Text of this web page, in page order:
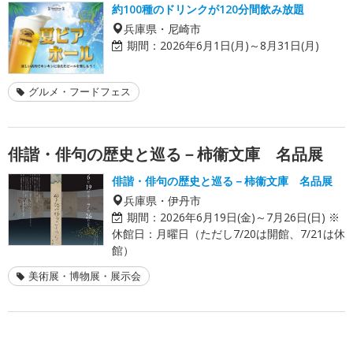
約100種のドリンクが120分間飲み放題
兵庫県・尼崎市
期間： 2026年6月1日(月)～8月31日(月)
グルメ・フードフェス
俳諧・俳句の歴史と巡る－柿衞文庫 名品展
俳諧・俳句の歴史と巡る－柿衞文庫 名品展
兵庫県・伊丹市
期間： 2026年6月19日(金)～7月26日(日) ※
休館日：月曜日（ただし7/20は開館、7/21は休
館）
美術展・博物展・展示会